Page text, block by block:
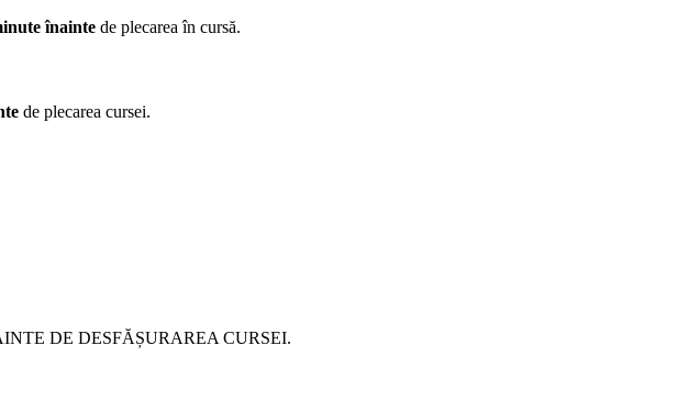
înainte de plecarea în cursă.
de plecarea cursei.
DE DESFĂȘURAREA CURSEI.